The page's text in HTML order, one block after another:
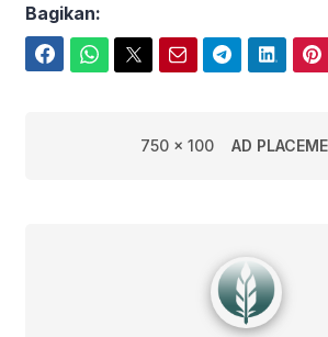
Bagikan:
750 x 100 AD